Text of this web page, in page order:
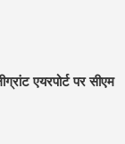
एयरपोर्ट पर सीएम